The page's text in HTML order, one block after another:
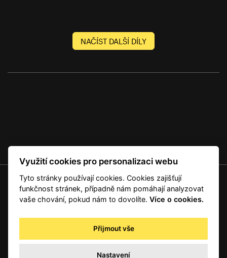
NAČÍST DALŠÍ DÍLY
© 2001 — 2026 Copyright CMI News a dodavatelé obsahu. |
Autorská práva
Zpracování osobních údajů - registrovaní a předplatitelé
Zpracování osobních údajů pro novinářské a další účely
Využití cookies pro personalizaci webu
Tyto stránky používají cookies. Cookies zajišťují
funkčnost stránek, případně nám pomáhají analyzovat
vaše chování, pokud nám to dovolíte.Více o cookies.
Přijmout vše
Nastavení